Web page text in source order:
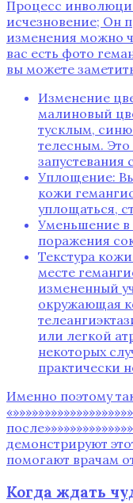
Процесс
исчезновение; Он
изменения можно
вас есть фото
вы можете
Изменение
малиновый
тусклым‚
телесным.
запустевания
Уплощение:
кожи
уплощаться‚
Уменьшение
поражения
Текстура
месте
измененный
окружающая
или легкой
некоторых
практически
Именно поэтому
демонстрируют
помогают врачам
Когда ждать